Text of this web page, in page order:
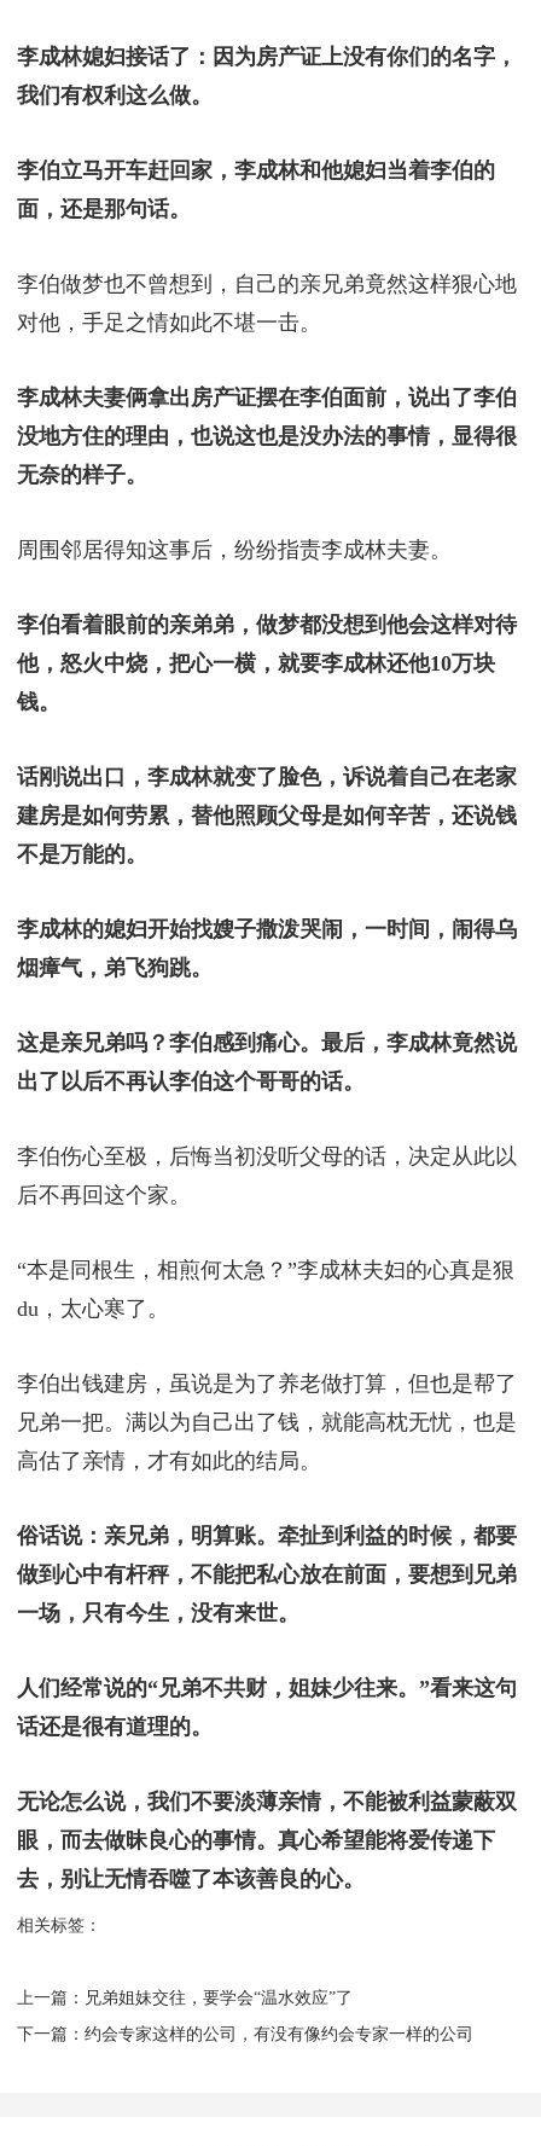
李成林媳妇接话了：因为房产证上没有你们的名字，
我们有权利这么做。
李伯立马开车赶回家，李成林和他媳妇当着李伯的
面，还是那句话。
李伯做梦也不曾想到，自己的亲兄弟竟然这样狠心地
对他，手足之情如此不堪一击。
李成林夫妻俩拿出房产证摆在李伯面前，说出了李伯
没地方住的理由，也说这也是没办法的事情，显得很
无奈的样子。
周围邻居得知这事后，纷纷指责李成林夫妻。
李伯看着眼前的亲弟弟，做梦都没想到他会这样对待
他，怒火中烧，把心一横，就要李成林还他10万块
钱。
话刚说出口，李成林就变了脸色，诉说着自己在老家
建房是如何劳累，替他照顾父母是如何辛苦，还说钱
不是万能的。
李成林的媳妇开始找嫂子撒泼哭闹，一时间，闹得乌
烟瘴气，弟飞狗跳。
这是亲兄弟吗？李伯感到痛心。最后，李成林竟然说
出了以后不再认李伯这个哥哥的话。
李伯伤心至极，后悔当初没听父母的话，决定从此以
后不再回这个家。
“本是同根生，相煎何太急？”李成林夫妇的心真是狠
du，太心寒了。
李伯出钱建房，虽说是为了养老做打算，但也是帮了
兄弟一把。满以为自己出了钱，就能高枕无忧，也是
高估了亲情，才有如此的结局。
俗话说：亲兄弟，明算账。牵扯到利益的时候，都要
做到心中有杆秤，不能把私心放在前面，要想到兄弟
一场，只有今生，没有来世。
人们经常说的“兄弟不共财，姐妹少往来。”看来这句
话还是很有道理的。
无论怎么说，我们不要淡薄亲情，不能被利益蒙蔽双
眼，而去做昧良心的事情。真心希望能将爱传递下
去，别让无情吞噬了本该善良的心。
相关标签：
上一篇： ​兄弟姐妹交往，要学会“温水效应”了
下一篇： ​约会专家这样的公司，有没有像约会专家一样的公司